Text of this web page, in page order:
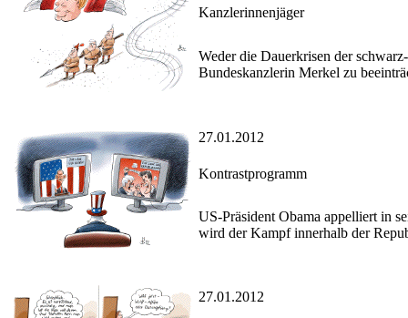
Kanzlerinnenjäger
Weder die Dauerkrisen der
Bundeskanzlerin Merkel zu
27.01.2012
Kontrastprogramm
US-Präsident Obama appelliert in
wird der Kampf innerhalb der
27.01.2012